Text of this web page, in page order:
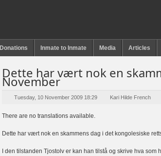
Donations Inmate to Inmate Media Articles
Dette har vært nok en
November
Tuesday, 10 November 2009 18:29 Kari Hilde French
There are no translations available.
Dette har vært nok en skammens dag i det kongolesiske
I den tilstanden Tjostolv er kan han tilstå og skrive hva som